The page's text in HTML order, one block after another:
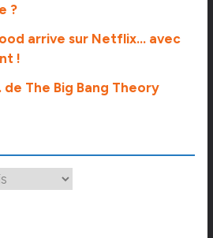
?
arrive sur Netflix… avec
!
The Big Bang Theory